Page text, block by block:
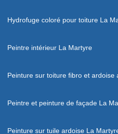
Hydrofuge coloré pour toiture La
Peintre intérieur La Martyre
Peinture sur toiture fibro et ardoise
Peintre et peinture de façade La
Peinture sur tuile ardoise La